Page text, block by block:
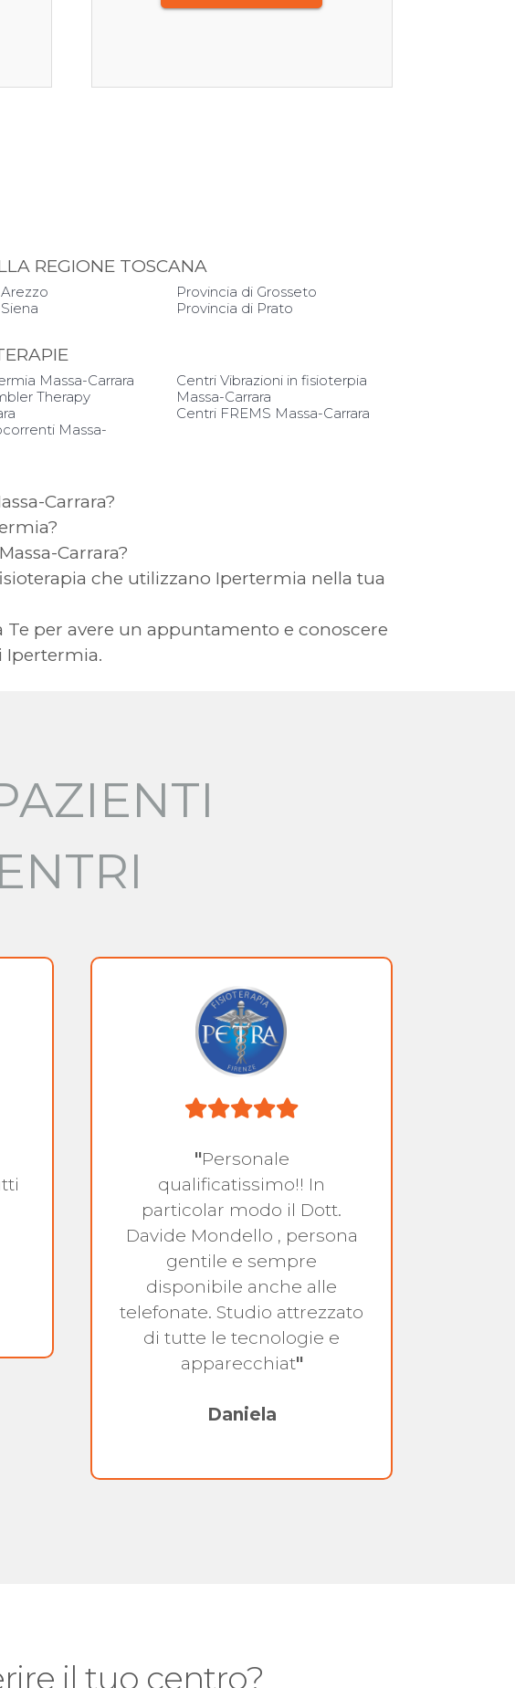
REGIONE TOSCANA
Provincia di Grosseto
Provincia di Prato
Massa-Carrara
Therapy
Massa-
Centri Vibrazioni in fisioterpia
Massa-Carrara
Centri FREMS Massa-Carrara
Carrara?
Carrara?
che utilizzano Ipertermia nella tua
per avere un appuntamento e conoscere
Ipertermia.
"Personale
qualificatissimo!! In
particolar modo il Dott.
Davide Mondello , persona
gentile e sempre
disponibile anche alle
telefonate. Studio attrezzato
di tutte le tecnologie e
apparecchiat"
Daniela
il tuo centro?